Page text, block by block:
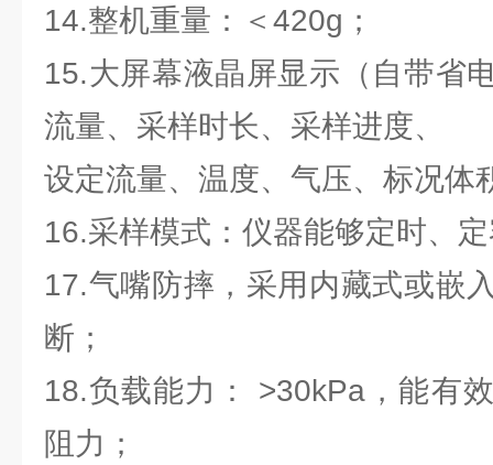
14.整机重量：＜420g；
15.大屏幕液晶屏显示（自带省
流量、采样时长、采样进度、
设定流量、温度、气压、标况体
16.采样模式：仪器能够定时、
17.气嘴防摔，采用内藏式或嵌
断；
18.负载能力： >30kPa，能有
阻力；